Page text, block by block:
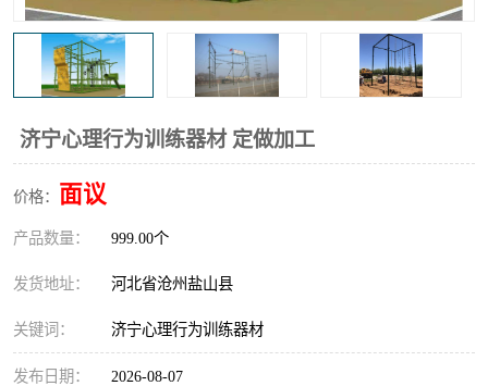
济宁心理行为训练器材 定做加工
价格： 面议
产品数量： 999.00个
发货地址： 河北省沧州盐山县
关键词： 济宁心理行为训练器材
发布日期： 2026-08-07